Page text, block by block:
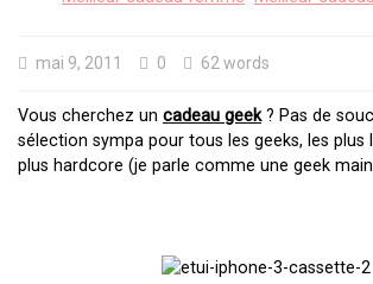
mai 9, 2011 0 62 words
Vous cherchez un cadeau geek? Pas de
sélection sympa pour tous les geeks, les plus
plus hardcore (je parle comme une geek